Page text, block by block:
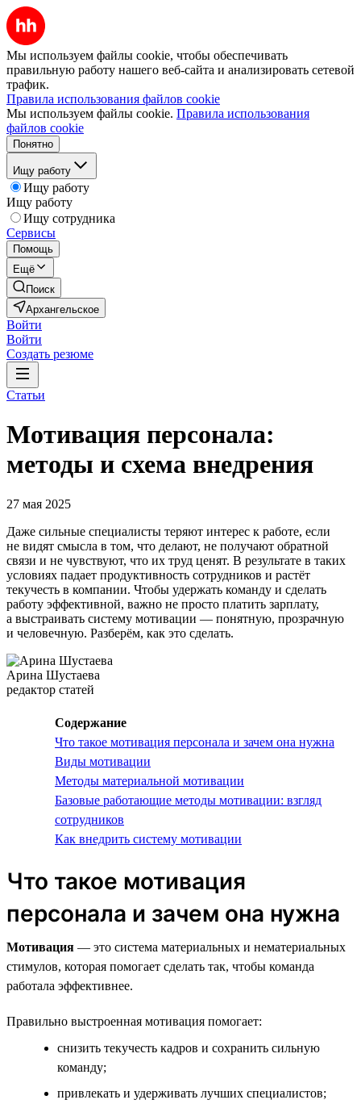
Мы используем файлы cookie, чтобы обеспечивать
правильную работу нашего веб-сайта и анализировать сетевой
трафик.
Правила использования файлов cookie
Мы используем файлы cookie. Правила использования
файлов cookie
Понятно
Ищу работу
Ищу работу
Ищу работу
Ищу сотрудника
Сервисы
Помощь
Ещё
Поиск
Архангельское
Войти
Войти
Создать резюме
Статьи
Мотивация персонала:
методы и схема внедрения
27 мая 2025
Даже сильные специалисты теряют интерес к работе, если
не видят смысла в том, что делают, не получают обратной
связи и не чувствуют, что их труд ценят. В результате в таких
условиях падает продуктивность сотрудников и растёт
текучесть в компании. Чтобы удержать команду и сделать
работу эффективной, важно не просто платить зарплату,
а выстраивать систему мотивации — понятную, прозрачную
и человечную. Разберём, как это сделать.
Арина Шустаева
редактор статей
Содержание
Что такое мотивация персонала и зачем она нужна
Виды мотивации
Методы материальной мотивации
Базовые работающие методы мотивации: взгляд
сотрудников
Как внедрить систему мотивации
Что такое мотивация
персонала и зачем она нужна
Мотивация — это система материальных и нематериальных
стимулов, которая помогает сделать так, чтобы команда
работала эффективнее.
Правильно выстроенная мотивация помогает:
снизить текучесть кадров и сохранить сильную
команду;
привлекать и удерживать лучших специалистов;